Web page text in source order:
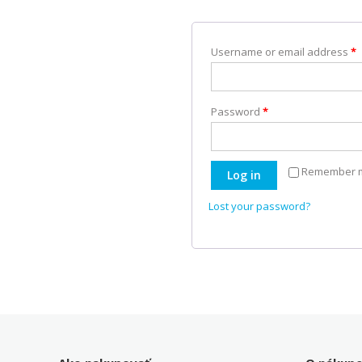
Username or email address *
Password *
Remember
Log in
Lost your password?